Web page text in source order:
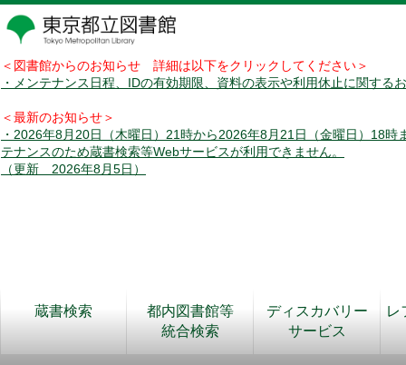
＜図書館からのお知らせ 詳細は以下をクリックしてください＞
・メンテナンス日程、IDの有効期限、資料の表示や利用休止に関する
＜最新のお知らせ＞
・2026年8月20日（木曜日）21時から2026年8月21日（金曜日）18時
テナンスのため蔵書検索等Webサービスが利用できません。
（更新 2026年8月5日）
蔵書検索
都内図書館等
統合検索
ディスカバリー
サービス
レ